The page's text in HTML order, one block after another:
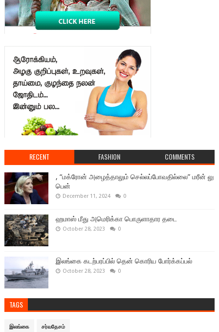
RECENT FASHION COMMENTS
, “மக்ரோன் அழைத்தாலும் செல்லப்போவதில்லை” மரீன் லு
பென்
December 11, 2024 0
ஹமாஸ் மீது அமெரிக்கா பொருளாதார தடை
October 28, 2023 0
இலங்கை கடற்பரப்பில் தென் கொரிய போர்க்கப்பல்
October 28, 2023 0
TAGS
இலங்கை சர்வதேசம்